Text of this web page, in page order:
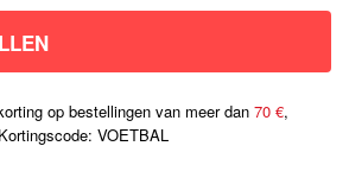
op bestellingen van meer dan 70 €,
Kortingscode: VOETBAL